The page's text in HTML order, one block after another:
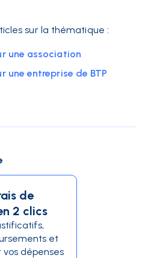
sur la thématique :
une association
une entreprise de BTP
de
2 clics
et
dépenses